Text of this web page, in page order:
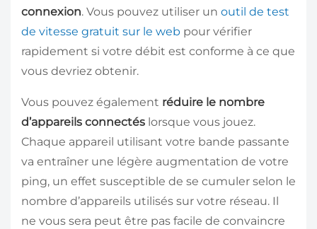
connexion. Vous pouvez utiliser un outil de test
de vitesse gratuit sur le web pour vérifier
rapidement si votre débit est conforme à ce que
vous devriez obtenir.
Vous pouvez également réduire le nombre
d’appareils connectés lorsque vous jouez.
Chaque appareil utilisant votre bande passante
va entraîner une légère augmentation de votre
ping, un effet susceptible de se cumuler selon le
nombre d’appareils utilisés sur votre réseau. Il
ne vous sera peut être pas facile de convaincre